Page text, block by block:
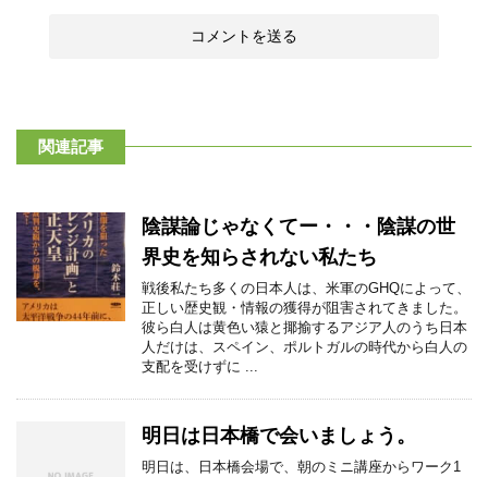
関連記事
陰謀論じゃなくてー・・・陰謀の世
界史を知らされない私たち
戦後私たち多くの日本人は、米軍のGHQによって、
正しい歴史観・情報の獲得が阻害されてきました。
彼ら白人は黄色い猿と揶揄するアジア人のうち日本
人だけは、スペイン、ポルトガルの時代から白人の
支配を受けずに ...
明日は日本橋で会いましょう。
明日は、日本橋会場で、朝のミニ講座からワーク1